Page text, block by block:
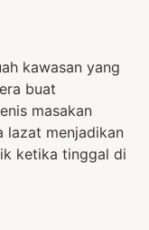
kawasan yang
buat
masakan
lazat menjadikan
ketika tinggal di